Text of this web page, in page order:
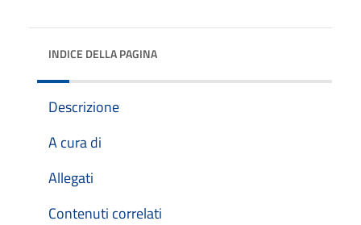
INDICE DELLA PAGINA
Descrizione
A cura di
Allegati
Contenuti correlati